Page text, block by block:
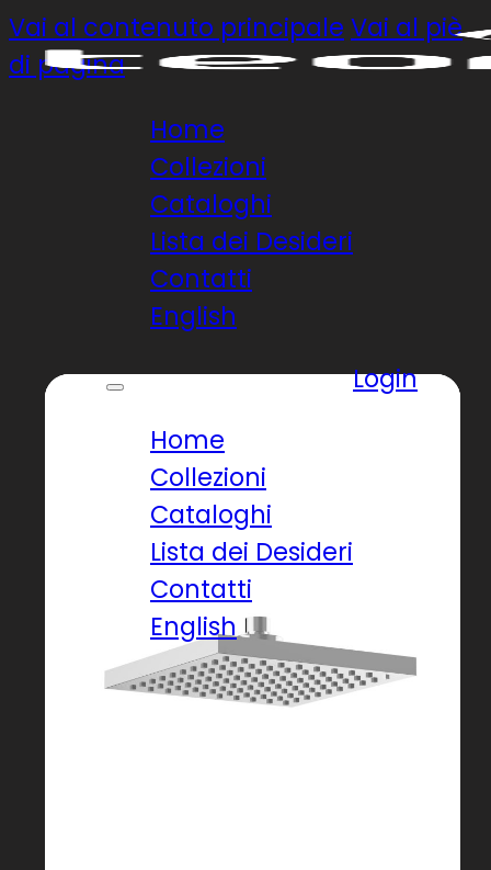
Vai al contenuto principale Vai al piè
di pagina
Home
Collezioni
Cataloghi
Lista dei Desideri
Contatti
English
Home
Collezioni
Cataloghi
Lista dei Desideri
Contatti
English
Login